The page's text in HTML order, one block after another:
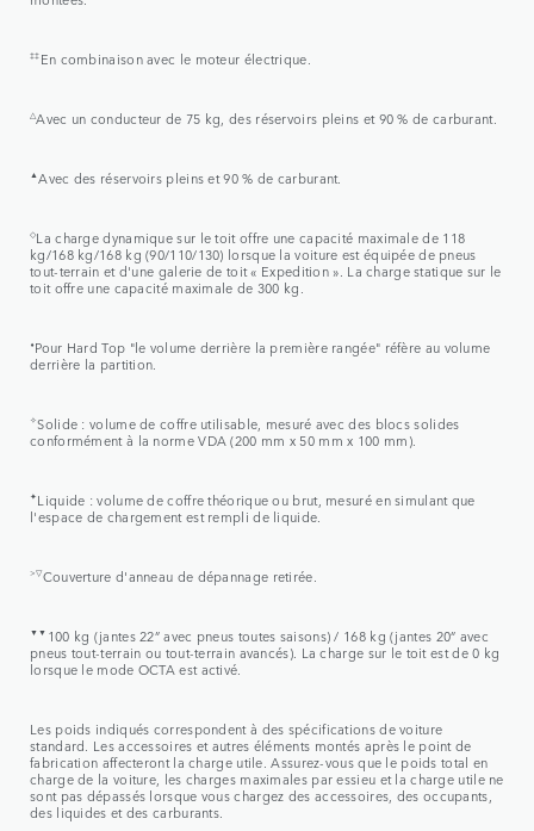
‡‡ En combinaison avec le moteur électrique.
△Avec un conducteur de 75 kg, des réservoirs pleins et 90 % de carburant.
▲Avec des réservoirs pleins et 90 % de carburant.
◇La charge dynamique sur le toit offre une capacité maximale de 118
kg/168 kg/168 kg (90/110/130) lorsque la voiture est équipée de pneus
tout-terrain et d'une galerie de toit « Expedition ». La charge statique sur le
toit offre une capacité maximale de 300 kg.
⬧Pour Hard Top "le volume derrière la première rangée" réfère au volume
derrière la partition.
✧Solide : volume de coffre utilisable, mesuré avec des blocs solides
conformément à la norme VDA (200 mm x 50 mm x 100 mm).
✦ Liquide : volume de coffre théorique ou brut, mesuré en simulant que
l'espace de chargement est rempli de liquide.
>▽Couverture d'anneau de dépannage retirée.
▼▼ 100 kg (jantes 22” avec pneus toutes saisons) / 168 kg (jantes 20” avec
pneus tout-terrain ou tout-terrain avancés). La charge sur le toit est de 0 kg
lorsque le mode OCTA est activé.
Les poids indiqués correspondent à des spécifications de voiture
standard. Les accessoires et autres éléments montés après le point de
fabrication affecteront la charge utile. Assurez-vous que le poids total en
charge de la voiture, les charges maximales par essieu et la charge utile ne
sont pas dépassés lorsque vous chargez des accessoires, des occupants,
des liquides et des carburants.